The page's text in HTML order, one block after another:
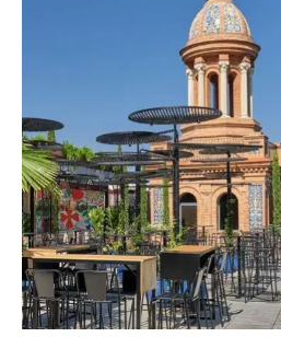
Política de Privacidad.
Seguidores
32,214
Seguidores